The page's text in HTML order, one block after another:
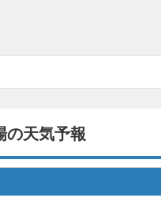
の天気予報